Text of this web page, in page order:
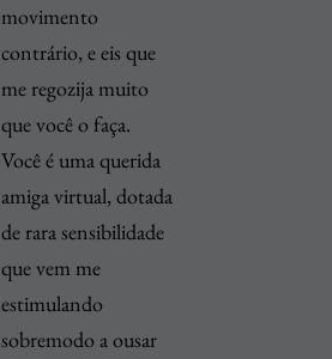
movimento
contrário, e eis que
me regozija muito
que você o faça.
Você é uma querida
amiga virtual, dotada
de rara sensibilidade
que vem me
estimulando
sobremodo a ousar